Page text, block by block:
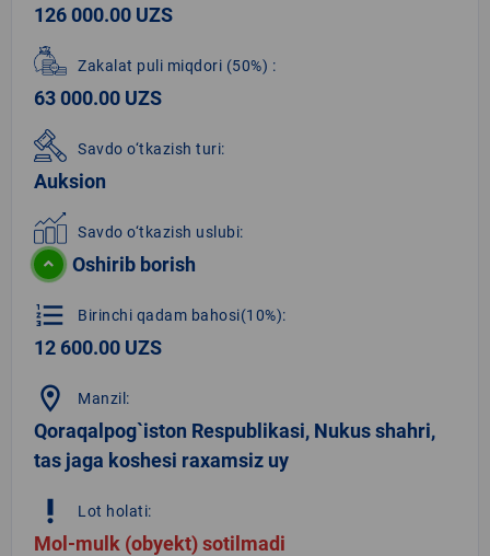
126 000.00 UZS
Zakalat puli miqdori (50%) :
63 000.00 UZS
Savdo o‘tkazish turi:
Auksion
Savdo o‘tkazish uslubi:
Oshirib borish
format_list_numbered Birinchi qadam bahosi(10%):
12 600.00 UZS
location_on Manzil:
Qoraqalpog`iston Respublikasi, Nukus shahri,
tas jaga koshesi raxamsiz uy
priority_high Lot holati:
Mol-mulk (obyekt) sotilmadi